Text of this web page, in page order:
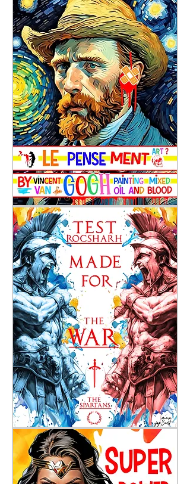
Vincent
Test
Rocsharh